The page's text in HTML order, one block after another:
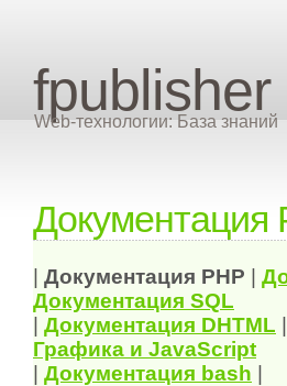
fpublisher
Web-технологии: База знаний
Документация
Документация PHP
Документация SQL
Документация DHTML
Графика и JavaScript
Документация bash